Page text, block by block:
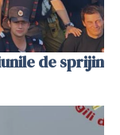
de sprijin